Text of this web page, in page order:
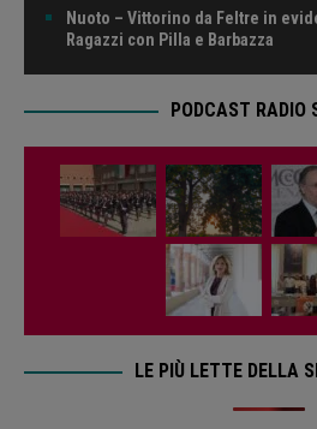
Nuoto – Vittorino da Feltre in
Ragazzi con Pilla e Barbazza
PODCAST RADIO
LE PIÙ LETTE DELLA